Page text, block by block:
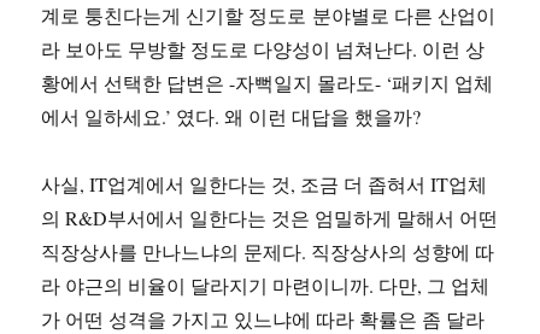
계로 퉁친다는게 신기할 정도로 분야별로 다른 산업이
라 보아도 무방할 정도로 다양성이 넘쳐난다. 이런 상
황에서 선택한 답변은 -자뻑일지 몰라도- ‘패키지 업체
에서 일하세요.’ 였다. 왜 이런 대답을 했을까?
사실, IT업계에서 일한다는 것, 조금 더 좁혀서 IT업체
의 R&D부서에서 일한다는 것은 엄밀하게 말해서 어떤
직장상사를 만나느냐의 문제다. 직장상사의 성향에 따
라 야근의 비율이 달라지기 마련이니까. 다만, 그 업체
가 어떤 성격을 가지고 있느냐에 따라 확률은 좀 달라